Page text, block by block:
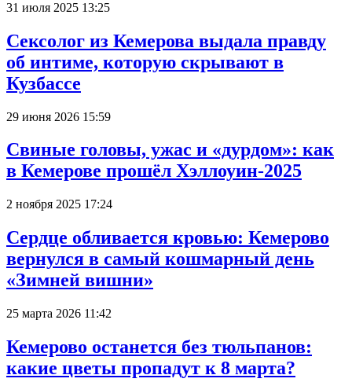
31 июля 2025 13:25
Сексолог из Кемерова выдала правду
об интиме, которую скрывают в
Кузбассе
29 июня 2026 15:59
Свиные головы, ужас и «дурдом»: как
в Кемерове прошёл Хэллоуин-2025
2 ноября 2025 17:24
Сердце обливается кровью: Кемерово
вернулся в самый кошмарный день
«Зимней вишни»
25 марта 2026 11:42
Кемерово останется без тюльпанов:
какие цветы пропадут к 8 марта?